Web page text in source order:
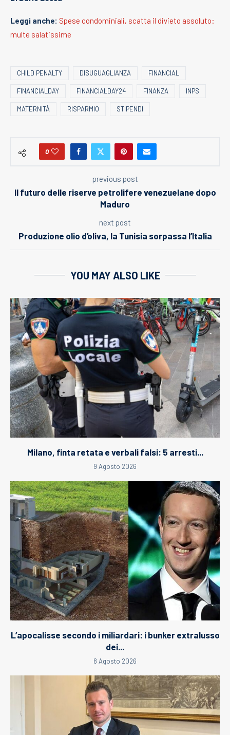
Leggi anche: Spese condominiali, scatta il divieto assoluto:
multe salatissime
CHILD PENALTY DISUGUAGLIANZA FINANCIAL
FINANCIALDAY FINANCIALDAY24 FINANZA INPS
MATERNITÀ RISPARMIO STIPENDI
0
previous post
Il futuro delle riserve petrolifere venezuelane dopo
Maduro
next post
Produzione olio d’oliva, la Tunisia sorpassa l’Italia
YOU MAY ALSO LIKE
Milano, finta retata e verbali falsi: 5 arresti...
9 Agosto 2026
L’apocalisse secondo i miliardari: i bunker extralusso
dei...
8 Agosto 2026